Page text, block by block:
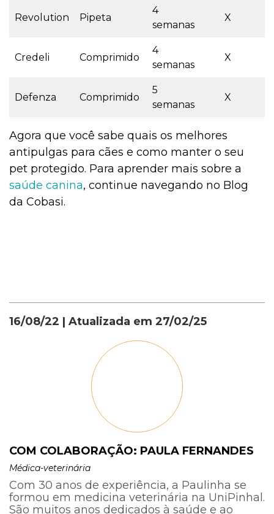
Revolution Pipeta
4
semanas
X
Credeli Comprimido
4
semanas
X
Defenza Comprimido
5
semanas
X
Agora que você sabe quais os melhores
antipulgas para cães e como manter o seu
pet protegido. Para aprender mais sobre a
saúde canina, continue navegando no Blog
da Cobasi.
16/08/22 | Atualizada em 27/02/25
COM COLABORAÇÃO: PAULA FERNANDES
Médica-veterinária
Com 30 anos de experiência, a Paulinha se
formou em medicina veterinária na UniPinhal.
São muitos anos dedicados à saúde e ao